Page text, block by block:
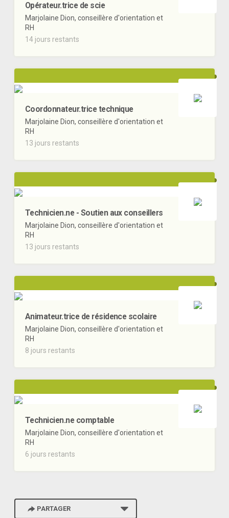
Opérateur.trice de scie
Marjolaine Dion, conseillère d'orientation et
RH
14 jours restants
Coordonnateur.trice technique
Marjolaine Dion, conseillère d'orientation et
RH
13 jours restants
Technicien.ne - Soutien aux conseillers
Marjolaine Dion, conseillère d'orientation et
RH
13 jours restants
Animateur.trice de résidence scolaire
Marjolaine Dion, conseillère d'orientation et
RH
8 jours restants
Technicien.ne comptable
Marjolaine Dion, conseillère d'orientation et
RH
6 jours restants
PARTAGER